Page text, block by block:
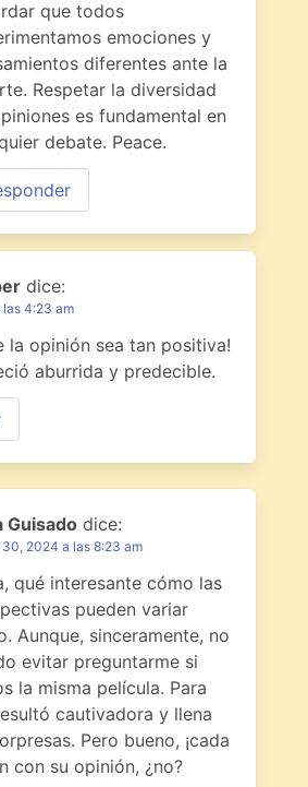
que todos
emociones y
diferentes ante la
Respetar la diversidad
es fundamental en
debate. Peace.
dice:
4:23 am
la opinión sea tan positiva!
aburrida y predecible.
Guisado dice:
2024 a las 8:23 am
qué interesante cómo las
pueden variar
Aunque, sinceramente, no
evitar preguntarme si
la misma película. Para
cautivadora y llena
Pero bueno, ¡cada
con su opinión, ¿no?